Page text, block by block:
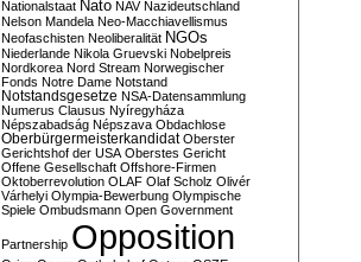
Nationalstaat Nato NAV Nazideutschland
Nelson Mandela Neo-Macchiavellismus
Neofaschisten Neoliberalität NGOs
Niederlande Nikola Gruevski Nobelpreis
Nordkorea Nord Stream Norwegischer
Fonds Notre Dame Notstand
Notstandsgesetze NSA-Datensammlung
Numerus Clausus Nyíregyháza
Népszabadság Népszava Obdachlose
Oberbürgermeisterkandidat Oberster
Gerichtshof der USA Oberstes Gericht
Offene Gesellschaft Offshore-Firmen
Oktoberrevolution OLAF Olaf Scholz Olivér
Várhelyi Olympia-Bewerbung Olympische
Spiele Ombudsmann Open Government
Partnership Opposition